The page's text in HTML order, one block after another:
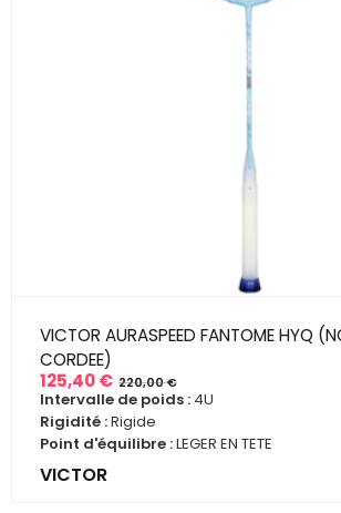
VICTOR AURASPEED FANTOME HYQ
CORDEE)
Prix
125,40 €
Prix
de
base
220,00 €
Intervalle de poids : 4U
Rigidité :Rigide
Point d'équilibre :LEGER EN TETE
VICTOR